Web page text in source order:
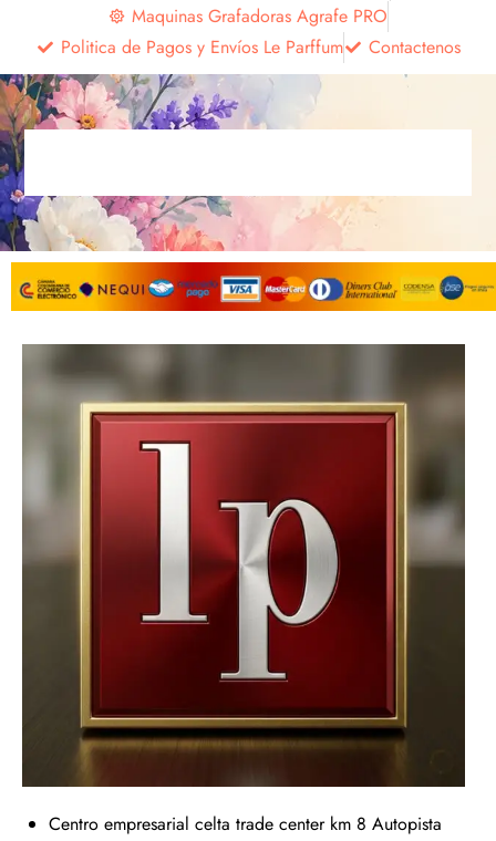
Maquinas Grafadoras Agrafe PRO
Politica de Pagos y Envíos Le Parffum
Contactenos
Centro empresarial celta trade center km 8 Autopista